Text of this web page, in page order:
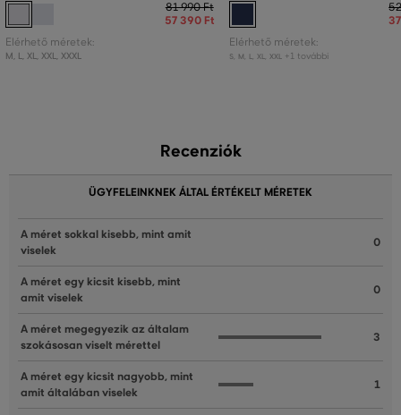
81 990 Ft
57 390 Ft
Elérhető méretek:
M, L, XL, XXL, XXXL
Elérhető méretek:
S M L XL XXL +1 további
Recenziók
ÜGYFELEINKNEK ÁLTAL ÉRTÉKELT MÉRETEK
A méret sokkal kisebb, mint amit
viselek
0
A méret egy kicsit kisebb, mint
amit viselek
0
A méret megegyezik az általam
szokásosan viselt mérettel
3
A méret egy kicsit nagyobb, mint
amit általában viselek
1